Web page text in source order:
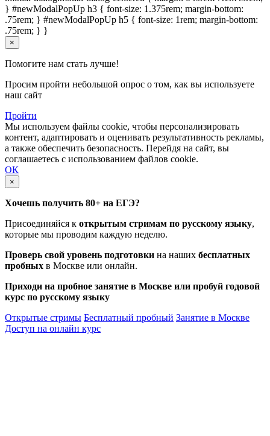
} #newModalPopUp h3 { font-size: 1.375rem; margin-bottom:
.75rem; } #newModalPopUp h5 { font-size: 1rem; margin-bottom:
.75rem; } }
×
Помогите нам стать лучше!
Просим пройти небольшой опрос о том, как вы используете
наш сайт
Пройти
Мы используем файлы cookie, чтобы персонализировать
контент, адаптировать и оценивать результативность рекламы,
а также обеспечить безопасность. Перейдя на сайт, вы
соглашаетесь с использованием файлов cookie.
ОК
×
Хочешь получить 80+ на ЕГЭ?
Присоединяйся к открытым стримам по русскому языку,
которые мы проводим каждую неделю.
Проверь свой уровень подготовки на наших бесплатных
пробных в Москве или онлайн.
Приходи на пробное занятие в Москве или пробуй годовой
курс по русскому языку
Открытые стримы Бесплатный пробный Занятие в Москве
Доступ на онлайн курс